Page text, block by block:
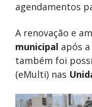
agendamentos
A renovação e
municipal após
também foi
(eMulti) nas